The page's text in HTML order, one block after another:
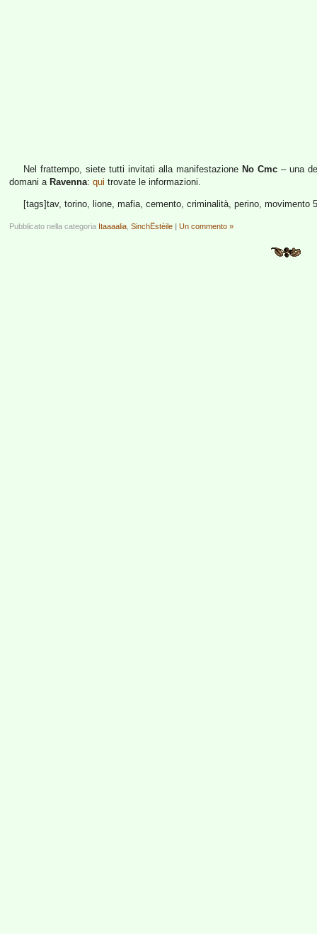
Nel frattempo, siete tutti invitati alla manifestazione No Cmc – una
domani a Ravenna: qui trovate le informazioni.
[tags]tav, torino, lione, mafia, cemento, criminalità, perino, movimento
Pubblicato nella categoria Itaaaalia SinchËstèile | Un commento »